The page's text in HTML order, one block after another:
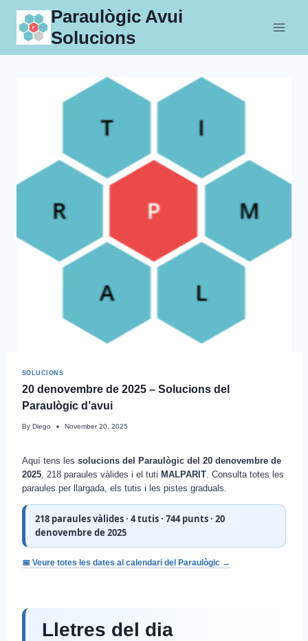
content
Paraulògic Avui
Solucions
SOLUCIONS
20 denovembre de 2025 – Solucions del
Paraulògic d’avui
By Diego November 20, 2025
Aquí tens les solucions del Paraulògic del 20 denovembre de
2025 , 218 paraules vàlides i el tuti MALPARIT . Consulta totes les
paraules per llargada, els tutis i les pistes graduals.
218 paraules vàlides · 4 tutis · 744 punts · 20
denovembre de 2025
📅 Veure totes les dates al calendari del Paraulògic →
Lletres del dia